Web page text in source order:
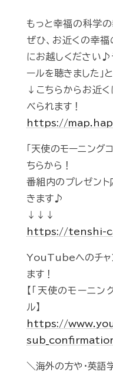
もっと幸福の科学
ぜひ、お近くの幸
にお越しください♪
ールを聴きました」
↓こちらからお近
べられます！
https://
「天使のモーニング
ちらから！
番組内のプレゼント
きます♪
↓↓↓
https://tenshi-
YouTubeへのチャ
ます！
【「天使のモーニ
ル】
https://
＼海外の方や・英語